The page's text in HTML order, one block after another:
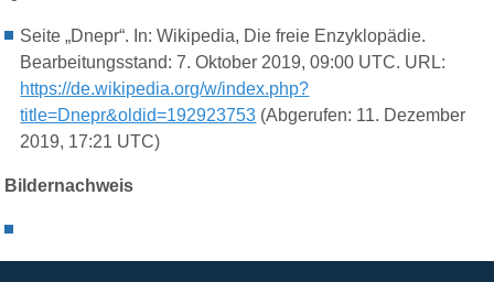
Seite „Dnepr“. In: Wikipedia, Die freie Enzyklopädie.
Bearbeitungsstand: 7. Oktober 2019, 09:00 UTC. URL:
https://de.wikipedia.org/w/index.php?
title=Dnepr&oldid=192923753 (Abgerufen: 11. Dezember
2019, 17:21 UTC)
Bildernachweis